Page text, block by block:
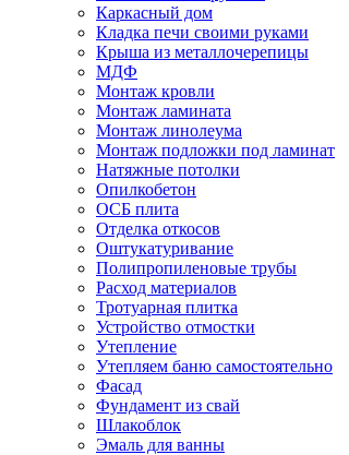
Каркасный дом
Кладка печи своими руками
Крыша из металлочерепицы
МДФ
Монтаж кровли
Монтаж ламината
Монтаж линолеума
Монтаж подложки под ламинат
Натяжные потолки
Опилкобетон
ОСБ плита
Отделка откосов
Оштукатуривание
Полипропиленовые трубы
Расход материалов
Тротуарная плитка
Устройство отмостки
Утепление
Утепляем баню самостоятельно
Фасад
Фундамент из свай
Шлакоблок
Эмаль для ванны